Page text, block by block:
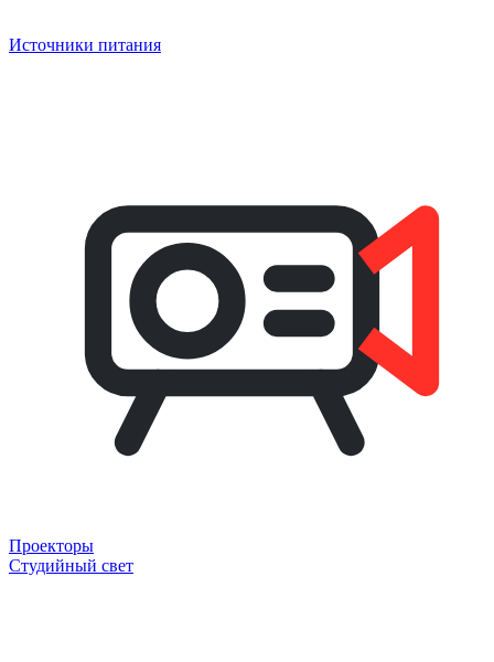
Источники питания
Проекторы
Студийный свет